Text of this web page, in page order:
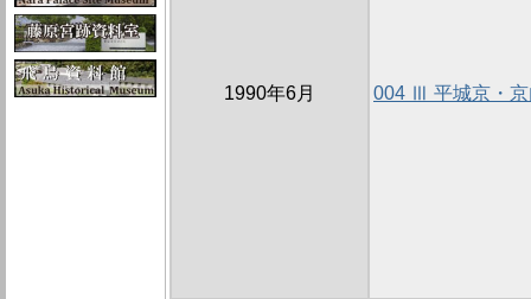
1990年6月 004 Ⅲ 平城京・